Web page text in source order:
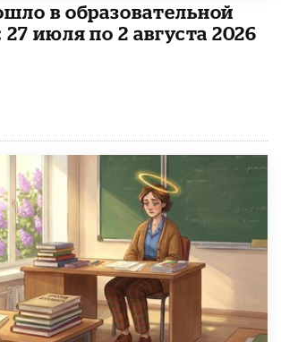
в образовательной
июля по 2 августа 2026